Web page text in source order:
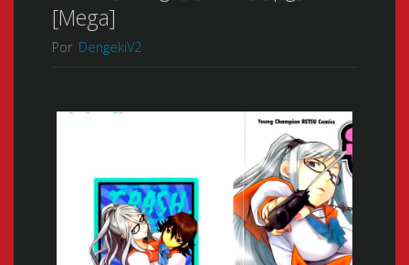
[Mega]
Por DengekiV2